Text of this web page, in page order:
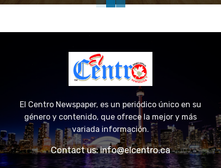
El Centro Newspaper, es un periódico único en su
género y contenido, que ofrece la mejor y más
variada información.
Contact us:info@elcentro.ca